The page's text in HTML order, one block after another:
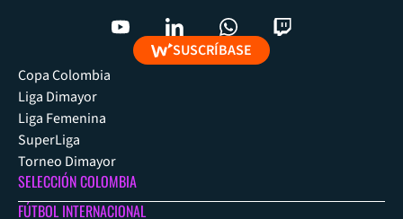
SUSCRÍBASE
Copa Colombia
Liga Dimayor
Liga Femenina
SuperLiga
Torneo Dimayor
SELECCIÓN COLOMBIA
FÚTBOL INTERNACIONAL